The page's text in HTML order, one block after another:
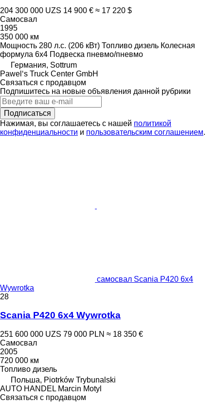
204 300 000 UZS 14 900 € ≈ 17 220 $
Самосвал
1995
350 000 км
Мощность 280 л.с. (206 кВт) Топливо дизель Колесная
формула 6x4 Подвеска пневмо/пневмо
Германия, Sottrum
Pawel‘s Truck Center GmbH
Связаться с продавцом
Подпишитесь на новые объявления данной рубрики
Подписаться
Нажимая, вы соглашаетесь с нашей политикой
конфиденциальности и пользовательским соглашением.
самосвал Scania P420 6x4
Wywrotka
28
Scania P420 6x4 Wywrotka
251 600 000 UZS 79 000 PLN ≈ 18 350 €
Самосвал
2005
720 000 км
Топливо дизель
Польша, Piotrków Trybunalski
AUTO HANDEL Marcin Motyl
Связаться с продавцом